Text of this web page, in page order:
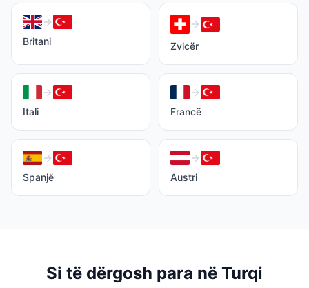
Britani Zvicër
Itali Francë
Spanjë Austri
Si të dërgosh para në Turqi